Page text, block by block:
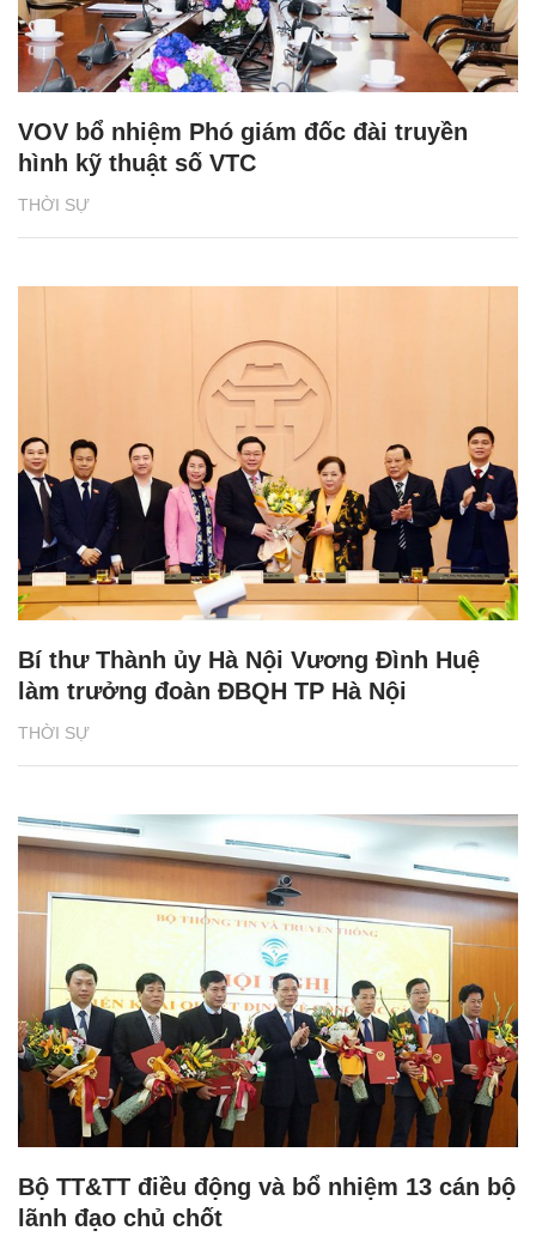
THỜI SỰ
VOV bổ nhiệm Phó giám đốc đài truyền
hình kỹ thuật số VTC
THỜI SỰ
Bí thư Thành ủy Hà Nội Vương Đình Huệ
làm trưởng đoàn ĐBQH TP Hà Nội
Bộ TT&TT điều động và bổ nhiệm 13 cán bộ
lãnh đạo chủ chốt